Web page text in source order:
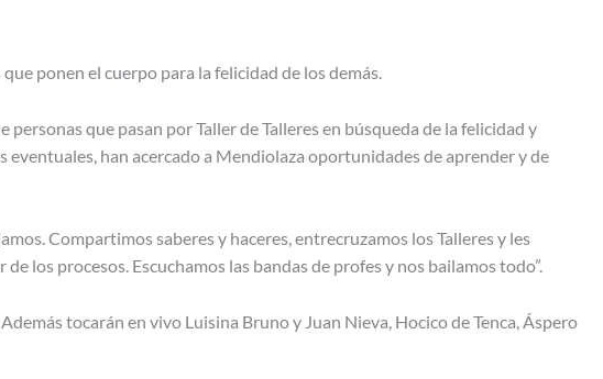
ponen el cuerpo para la felicidad de los demás.
que pasan por Taller de Talleres en búsqueda de la felicidad y
han acercado a Mendiolaza oportunidades de aprender y de
Compartimos saberes y haceres, entrecruzamos los Talleres y les
los procesos. Escuchamos las bandas de profes y nos bailamos todo”.
tocarán en vivo Luisina Bruno y Juan Nieva, Hocico de Tenca, Áspero